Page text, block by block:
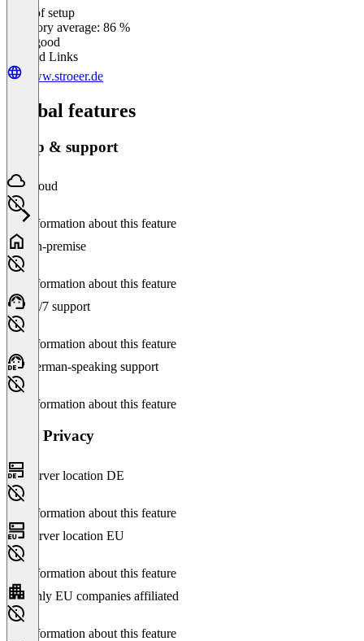
Ease of setup
Category average: 86 %
Very good
Related Links
www.stroeer.de
Global features
Setup & support
Cloud
No information about this feature
On-premise
No information about this feature
24/7 support
No information about this feature
German-speaking support
No information about this feature
Data Privacy
Server location DE
No information about this feature
Server location EU
No information about this feature
Only EU companies affiliated
No information about this feature